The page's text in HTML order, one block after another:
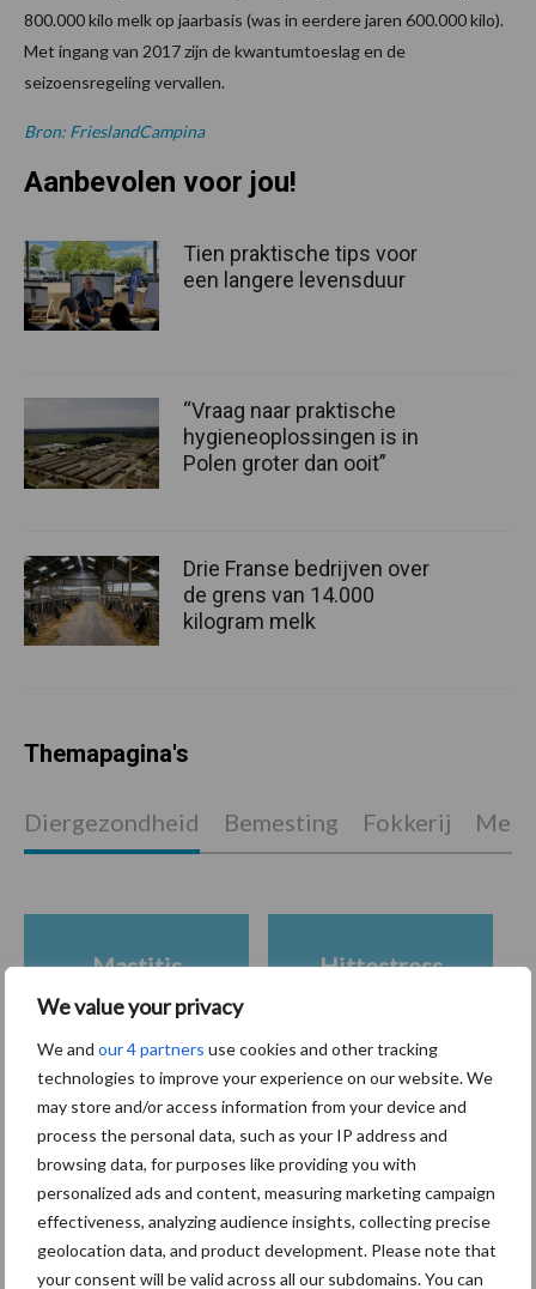
We value your privacy
We and our 4 partners use cookies and other tracking
technologies to improve your experience on our website. We
may store and/or access information from your device and
process the personal data, such as your IP address and
browsing data, for purposes like providing you with
personalized ads and content, measuring marketing campaign
effectiveness, analyzing audience insights, collecting precise
geolocation data, and product development. Please note that
your consent will be valid across all our subdomains. You can
800.000 kilo melk op jaarbasis (was in eerdere jaren 600.000 kilo).
Met ingang van 2017 zijn de kwantumtoeslag en de
seizoensregeling vervallen.
Bron: FrieslandCampina
Primaire
Sidebar
Recent nieuws Partner nieuws
Aanbevolen voor jou!
Tien praktische tips voor
een langere levensduur
“Vraag naar praktische
hygieneoplossingen is in
Polen groter dan ooit”
Drie Franse bedrijven over
de grens van 14.000
kilogram melk
Themapagina's
Diergezondheid Bemesting Fokkerij
Mastitis Hittestress
Toon meer